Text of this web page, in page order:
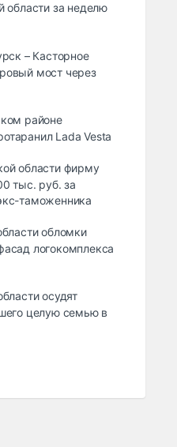
области за неделю
– Касторное
мост через
районе
Lada Vesta
области фирму
тыс. руб. за
таможенника
обломки
логокомплекса
осудят
целую семью в